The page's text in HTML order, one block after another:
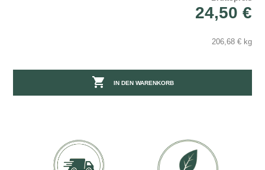
24,50 €
206,68 € kg
 IN DEN WARENKORB